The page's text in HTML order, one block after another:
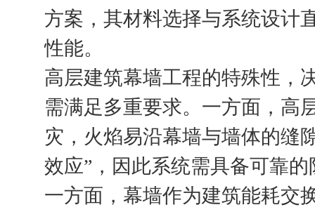
方案，其材料选择与系统设计
性能。
高层建筑幕墙工程的特殊性，
需满足多重要求。一方面，高
灾，火焰易沿幕墙与墙体的缝
效应”，因此系统需具备可靠
一方面，幕墙作为建筑能耗交